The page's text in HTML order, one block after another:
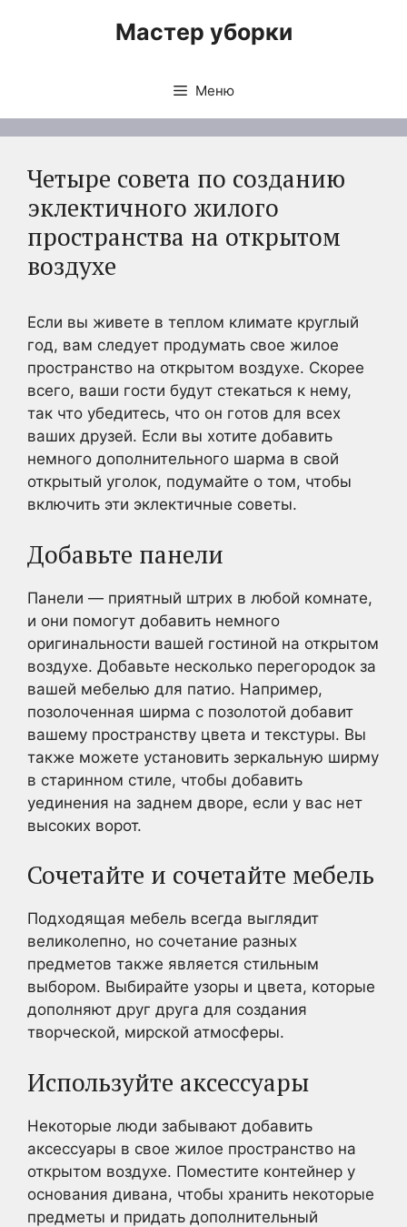
Мастер уборки
Меню
Четыре совета по созданию
эклектичного жилого
пространства на открытом
воздухе
Если вы живете в теплом климате круглый
год, вам следует продумать свое жилое
пространство на открытом воздухе. Скорее
всего, ваши гости будут стекаться к нему,
так что убедитесь, что он готов для всех
ваших друзей. Если вы хотите добавить
немного дополнительного шарма в свой
открытый уголок, подумайте о том, чтобы
включить эти эклектичные советы.
Добавьте панели
Панели — приятный штрих в любой комнате,
и они помогут добавить немного
оригинальности вашей гостиной на открытом
воздухе. Добавьте несколько перегородок за
вашей мебелью для патио. Например,
позолоченная ширма с позолотой добавит
вашему пространству цвета и текстуры. Вы
также можете установить зеркальную ширму
в старинном стиле, чтобы добавить
уединения на заднем дворе, если у вас нет
высоких ворот.
Сочетайте и сочетайте мебель
Подходящая мебель всегда выглядит
великолепно, но сочетание разных
предметов также является стильным
выбором. Выбирайте узоры и цвета, которые
дополняют друг друга для создания
творческой, мирской атмосферы.
Используйте аксессуары
Некоторые люди забывают добавить
аксессуары в свое жилое пространство на
открытом воздухе. Поместите контейнер у
основания дивана, чтобы хранить некоторые
предметы и придать дополнительный